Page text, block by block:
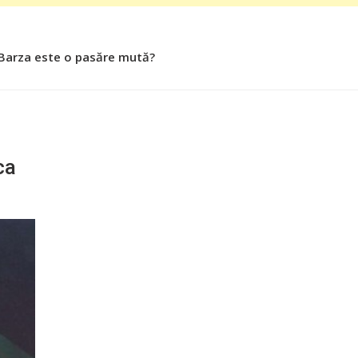
este o pasăre mută?
îsi păstrează substanţele benefice organismului